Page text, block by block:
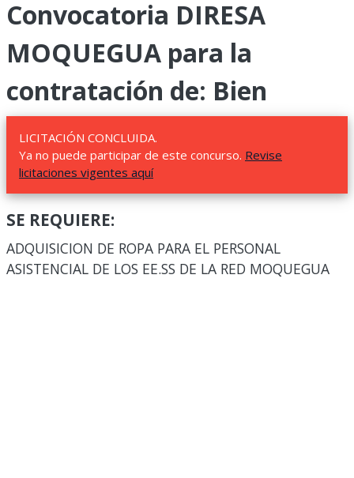
Convocatoria DIRESA
MOQUEGUA para la
contratación de: Bien
LICITACIÓN CONCLUIDA.
Ya no puede participar de este concurso. Revise
licitaciones vigentes aquí
SE REQUIERE:
ADQUISICION DE ROPA PARA EL PERSONAL
ASISTENCIAL DE LOS EE.SS DE LA RED MOQUEGUA